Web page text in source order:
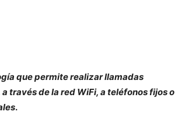
que permite realizar llamadas
través de la red WiFi, a teléfonos fijos o
.